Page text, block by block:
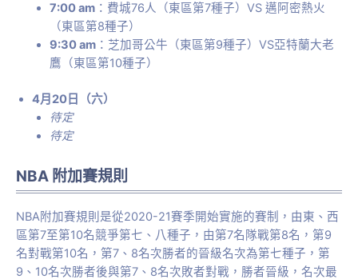
7:00 am：費城76人（東區第7種子）VS 邁阿密熱火
（東區第8種子）
9:30 am：芝加哥公牛（東區第9種子）VS亞特蘭大老
鷹（東區第10種子）
4月20日（六）
待定
待定
NBA 附加賽規則
NBA附加賽規則是從2020-21賽季開始實施的賽制，由東、西
區第7至第10名競爭第七、八種子，由第7名隊戰第8名，第9
名對戰第10名，第7、8名次勝者的晉級名次為第七種子，第
9、10名次勝者後與第7、8名次敗者對戰，勝者晉級，名次最